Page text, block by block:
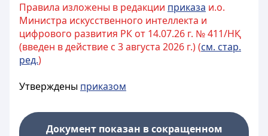
Правила изложены в редакции приказа и.о.
Министра искусственного интеллекта и
цифрового развития РК от 14.07.26 г. № 411/НҚ
(введен в действие с 3 августа 2026 г.) (см. стар.
ред.)
Утверждены приказом
Документ показан в сокращенном